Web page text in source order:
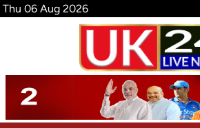
Thu 06 Aug 2026